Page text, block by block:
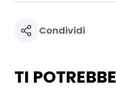
Condividi
TI